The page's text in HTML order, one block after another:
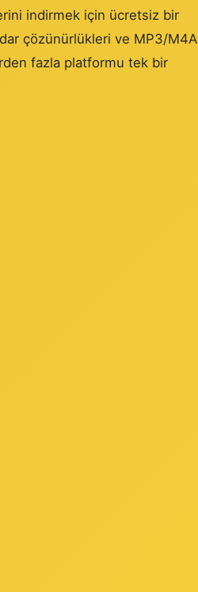
indirmek için ücretsiz bir
çözünürlükleri ve MP3/M4A
fazla platformu tek bir